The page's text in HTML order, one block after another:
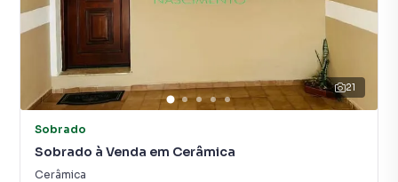
21
Sobrado
Sobrado à Venda em Cerâmica
Cerâmica